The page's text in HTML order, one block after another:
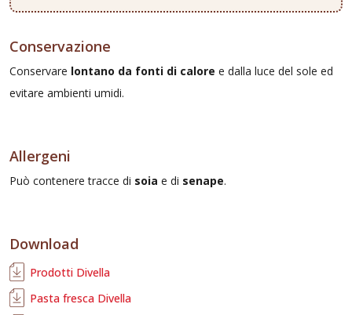
Conservazione
Conservare lontano da fonti di calore e dalla luce del sole ed
evitare ambienti umidi.
Allergeni
Può contenere tracce di soia e di senape.
Download
Prodotti Divella
Pasta fresca Divella